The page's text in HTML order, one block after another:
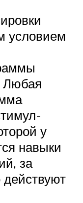
условием
Любая
у
навыки
за
действуют